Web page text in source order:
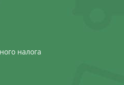
налога